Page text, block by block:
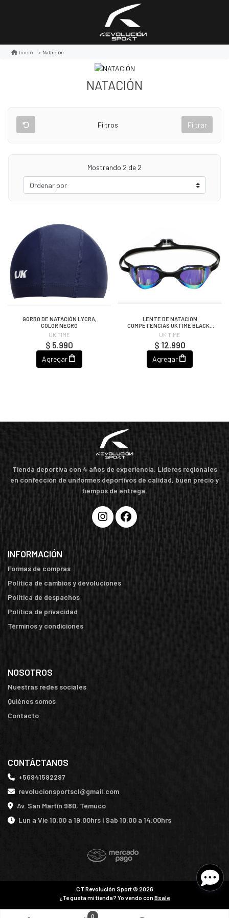
Inicio Natación
NATACIÓN
Filtros Filtrar
Mostrando 2 de 2
GORRO DE NATACIÓN LYCRA,
COLOR NEGRO
UK TIME
$ 5.990
Agregar
LENTE DE NATACION
COMPETENCIAS UKTIME BLACK-
MIRROR
UK TIME
$ 12.990
Agregar
Tienda deportiva con 4 años de experiencia. Líderes regionales
en confección de uniformes deportivos de calidad, buen precio y
tiempos de entrega.
INFORMACIÓN
Formas de compras
Política de cambios y devoluciones
Política de despachos
Política de privacidad
Términos y condiciones
NOSOTROS
Nuestras redes sociales
Quiénes somos
Contacto
CONTÁCTANOS
+56941592297
revolucionsportscl@gmail.com
Av. San Martín 980, Temuco
Lun a Vie 10:00 a 19:00hrs | Sab 10:00 a 14:00hrs
CT Revolución Sport © 2026
¿Te gusta mi tienda? Yo vendo conBsale
0